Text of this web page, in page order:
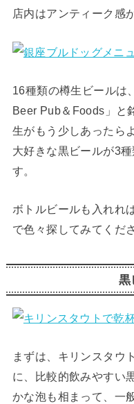
店内はアンティーク感
16種類の樽生ビールは
Beer Pub＆Foods」と
生がもう少しあったら
大好きな黒ビールが3
す。
ボトルビールも入れれ
で色々探してみてくだ
黒
まずは、キリンスタウ
に、比較的飲みやすい
かな泡も相まって、一